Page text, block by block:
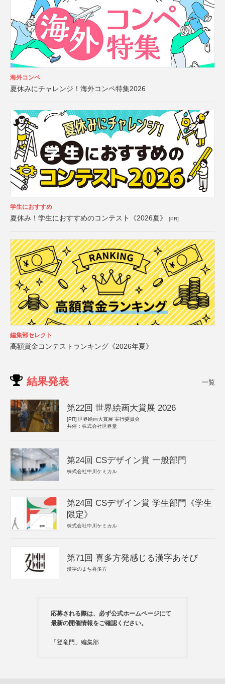
海外コンペ
夏休みにチャレンジ！海外コンペ特集2026
学生におすすめ
夏休み！学生におすすめのコンテスト《2026夏》 [PR]
編集部セレクト
高額賞金コンテストランキング《2026年夏》
結果発表 一覧
第22回 世界絵画大賞展 2026
[PR] 世界絵画大賞展 実行委員会
共催：株式会社世界堂
第24回 CSデザイン賞 一般部門
株式会社中川ケミカル
第24回 CSデザイン賞 学生部門《学生
限定》
株式会社中川ケミカル
第71回 喜多方発感じる漢字あそび
漢字のまち喜多方
応募される際は、必ず公式ホームページにて
最新の開催情報をご確認ください。
「登竜門」編集部